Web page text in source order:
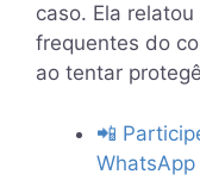
caso. Ela
frequentes do
ao tentar
📲
WhatsApp